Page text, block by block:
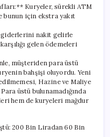
Kuryeler, sürekli ATM
bunun için ekstra yakıt
giderlerini nakit gelirle
gelen ödemeleri
müşteriden para üstü
bahşişi oluyordu. Yeni
Hazine ve Maliye
üstü bulunamadığında
hem de kuryeleri mağdur
200 Bin Liradan 60 Bin